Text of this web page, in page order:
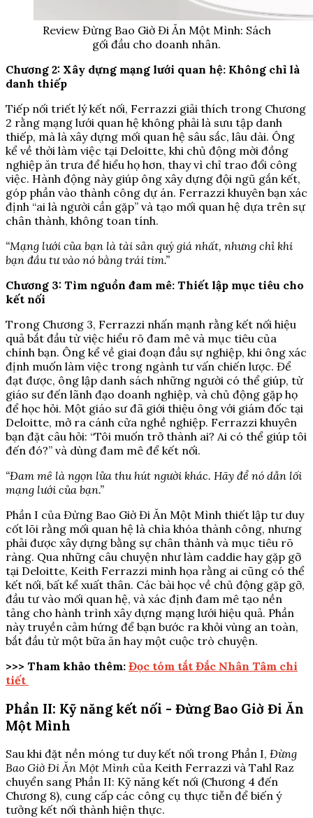
Review Đừng Bao Giờ Đi Ăn Một Mình: Sách
gối đầu cho doanh nhân.
Chương 2: Xây dựng mạng lưới quan hệ: Không chỉ là
danh thiếp
Tiếp nối triết lý kết nối, Ferrazzi giải thích trong Chương
2 rằng mạng lưới quan hệ không phải là sưu tập danh
thiếp, mà là xây dựng mối quan hệ sâu sắc, lâu dài. Ông
kể về thời làm việc tại Deloitte, khi chủ động mời đồng
nghiệp ăn trưa để hiểu họ hơn, thay vì chỉ trao đổi công
việc. Hành động này giúp ông xây dựng đội ngũ gắn kết,
góp phần vào thành công dự án. Ferrazzi khuyên bạn xác
định “ai là người cần gặp” và tạo mối quan hệ dựa trên sự
chân thành, không toan tính.
“Mạng lưới của bạn là tài sản quý giá nhất, nhưng chỉ khi
bạn đầu tư vào nó bằng trái tim.”
Chương 3: Tìm nguồn đam mê: Thiết lập mục tiêu cho
kết nối
Trong Chương 3, Ferrazzi nhấn mạnh rằng kết nối hiệu
quả bắt đầu từ việc hiểu rõ đam mê và mục tiêu của
chính bạn. Ông kể về giai đoạn đầu sự nghiệp, khi ông xác
định muốn làm việc trong ngành tư vấn chiến lược. Để
đạt được, ông lập danh sách những người có thể giúp, từ
giáo sư đến lãnh đạo doanh nghiệp, và chủ động gặp họ
để học hỏi. Một giáo sư đã giới thiệu ông với giám đốc tại
Deloitte, mở ra cánh cửa nghề nghiệp. Ferrazzi khuyên
bạn đặt câu hỏi: “Tôi muốn trở thành ai? Ai có thể giúp tôi
đến đó?” và dùng đam mê để kết nối.
“Đam mê là ngọn lửa thu hút người khác. Hãy để nó dẫn lối
mạng lưới của bạn.”
Phần I của Đừng Bao Giờ Đi Ăn Một Mình thiết lập tư duy
cốt lõi rằng mối quan hệ là chìa khóa thành công, nhưng
phải được xây dựng bằng sự chân thành và mục tiêu rõ
ràng. Qua những câu chuyện như làm caddie hay gặp gỡ
tại Deloitte, Keith Ferrazzi minh họa rằng ai cũng có thể
kết nối, bất kể xuất thân. Các bài học về chủ động gặp gỡ,
đầu tư vào mối quan hệ, và xác định đam mê tạo nền
tảng cho hành trình xây dựng mạng lưới hiệu quả. Phần
này truyền cảm hứng để bạn bước ra khỏi vùng an toàn,
bắt đầu từ một bữa ăn hay một cuộc trò chuyện.
>>> Tham khảo thêm: Đọc tóm tắt Đắc Nhân Tâm chi
tiết
Phần II: Kỹ năng kết nối - Đừng Bao Giờ Đi Ăn
Một Mình
Sau khi đặt nền móng tư duy kết nối trong Phần I, Đừng
Bao Giờ Đi Ăn Một Mình của Keith Ferrazzi và Tahl Raz
chuyển sang Phần II: Kỹ năng kết nối (Chương 4 đến
Chương 8), cung cấp các công cụ thực tiễn để biến ý
tưởng kết nối thành hiện thực.